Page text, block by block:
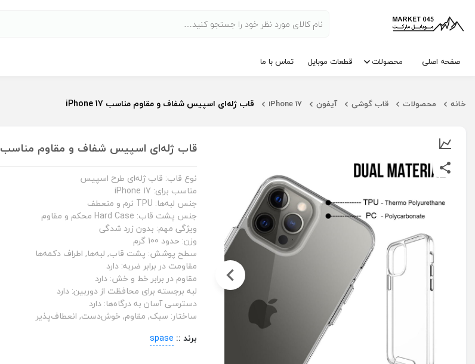
صفحه اصلی محصولات قطعات موبایل تماس با ما
خانه محصولات قاب گوشی آیفون iPhone 17 قاب ژله‌ای اسپیس شفاف و مقاوم مناسب iPhone 17
قاب ژله‌ای اسپیس شفاف و مقاوم مناسب iPhone 17
نوع قاب: قاب ژله‌ای طرح اسپیس
مناسب برای: iPhone 17
جنس لبه‌ها: TPU نرم و منعطف
جنس پشت قاب: Hard Case محکم و مقاوم
ویژگی مهم: بدون زرد شدگی
وزن: حدود 100 گرم
سطح پوشش: پشت قاب, لبه‌ها, اطراف دکمه‌ها
مقاومت در برابر ضربه: دارد
مقاوم در برابر خط و خش: دارد
لبه برجسته برای محافظت از دوربین: دارد
دسترسی آسان به درگاه‌ها: دارد
ساختار: سبک, مقاوم, خوش‌دست, انعطاف‌پذیر
برند :: spase